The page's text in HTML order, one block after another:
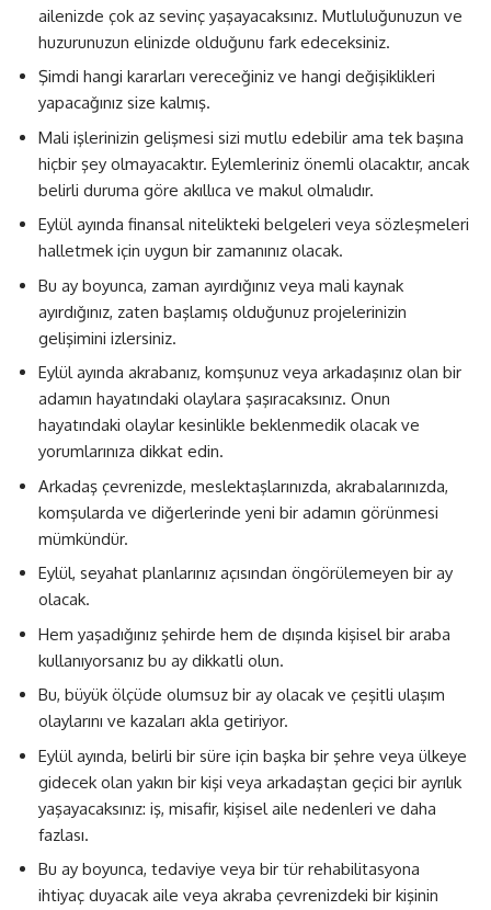
ailenizde çok az sevinç yaşayacaksınız. Mutluluğunuzun ve
huzurunuzun elinizde olduğunu fark edeceksiniz.
Şimdi hangi kararları vereceğiniz ve hangi değişiklikleri
yapacağınız size kalmış.
Mali işlerinizin gelişmesi sizi mutlu edebilir ama tek başına
hiçbir şey olmayacaktır. Eylemleriniz önemli olacaktır, ancak
belirli duruma göre akıllıca ve makul olmalıdır.
Eylül ayında finansal nitelikteki belgeleri veya sözleşmeleri
halletmek için uygun bir zamanınız olacak.
Bu ay boyunca, zaman ayırdığınız veya mali kaynak
ayırdığınız, zaten başlamış olduğunuz projelerinizin
gelişimini izlersiniz.
Eylül ayında akrabanız, komşunuz veya arkadaşınız olan bir
adamın hayatındaki olaylara şaşıracaksınız. Onun
hayatındaki olaylar kesinlikle beklenmedik olacak ve
yorumlarınıza dikkat edin.
Arkadaş çevrenizde, meslektaşlarınızda, akrabalarınızda,
komşularda ve diğerlerinde yeni bir adamın görünmesi
mümkündür.
Eylül, seyahat planlarınız açısından öngörülemeyen bir ay
olacak.
Hem yaşadığınız şehirde hem de dışında kişisel bir araba
kullanıyorsanız bu ay dikkatli olun.
Bu, büyük ölçüde olumsuz bir ay olacak ve çeşitli ulaşım
olaylarını ve kazaları akla getiriyor.
Eylül ayında, belirli bir süre için başka bir şehre veya ülkeye
gidecek olan yakın bir kişi veya arkadaştan geçici bir ayrılık
yaşayacaksınız: iş, misafir, kişisel aile nedenleri ve daha
fazlası.
Bu ay boyunca, tedaviye veya bir tür rehabilitasyona
ihtiyaç duyacak aile veya akraba çevrenizdeki bir kişinin